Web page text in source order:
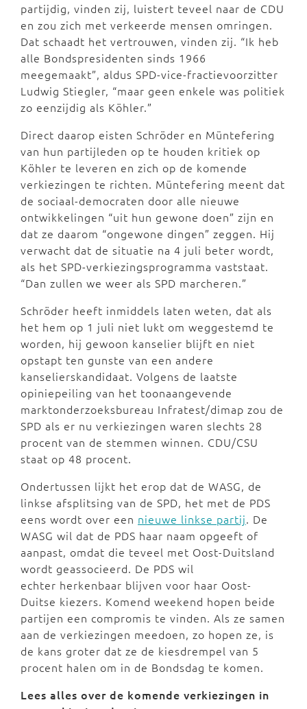
partijdig, vinden zij, luistert teveel naar de CDU
en zou zich met verkeerde mensen omringen.
Dat schaadt het vertrouwen, vinden zij. “Ik heb
alle Bondspresidenten sinds 1966
meegemaakt”, aldus SPD-vice-fractievoorzitter
Ludwig Stiegler, “maar geen enkele was politiek
zo eenzijdig als Köhler.”
Direct daarop eisten Schröder en Müntefering
van hun partijleden op te houden kritiek op
Köhler te leveren en zich op de komende
verkiezingen te richten. Müntefering meent dat
de sociaal-democraten door alle nieuwe
ontwikkelingen “uit hun gewone doen” zijn en
dat ze daarom “ongewone dingen” zeggen. Hij
verwacht dat de situatie na 4 juli beter wordt,
als het SPD-verkiezingsprogramma vaststaat.
“Dan zullen we weer als SPD marcheren.”
Schröder heeft inmiddels laten weten, dat als
het hem op 1 juli niet lukt om weggestemd te
worden, hij gewoon kanselier blijft en niet
opstapt ten gunste van een andere
kanselierskandidaat. Volgens de laatste
opiniepeiling van het toonaangevende
marktonderzoeksbureau Infratest/dimap zou de
SPD als er nu verkiezingen waren slechts 28
procent van de stemmen winnen. CDU/CSU
staat op 48 procent.
Ondertussen lijkt het erop dat de WASG, de
linkse afsplitsing van de SPD, het met de PDS
eens wordt over een nieuwe linkse partij. De
WASG wil dat de PDS haar naam opgeeft of
aanpast, omdat die teveel met Oost-Duitsland
wordt geassocieerd. De PDS wil
echter herkenbaar blijven voor haar Oost-
Duitse kiezers. Komend weekend hopen beide
partijen een compromis te vinden. Als ze samen
aan de verkiezingen meedoen, zo hopen ze, is
de kans groter dat ze de kiesdrempel van 5
procent halen om in de Bondsdag te komen.
Lees alles over de komende verkiezingen in